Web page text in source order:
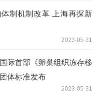
制机制改革 上海再探新
2023-05-31
际首部《卵巢组织冻存移
体标准发布
2023-05-31